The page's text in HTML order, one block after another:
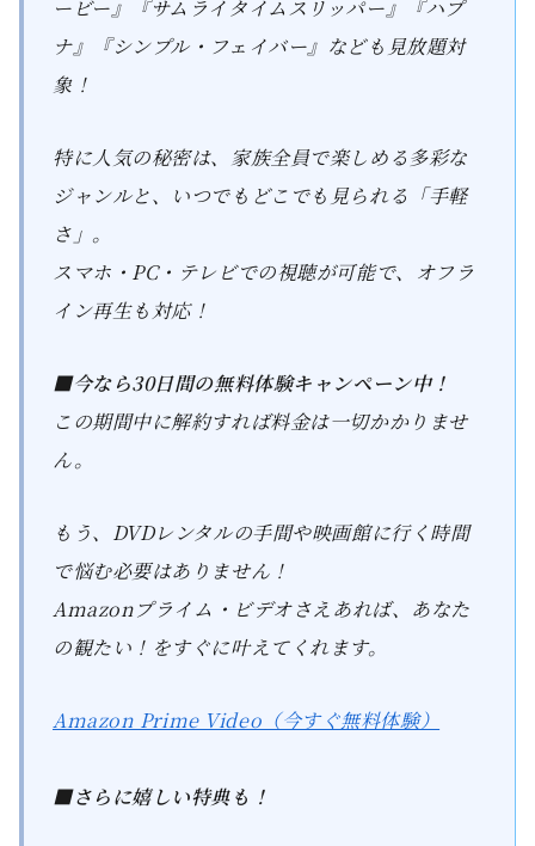
ービー』『サムライタイムスリッパー』『ハプ
ナ』『シンプル・フェイバー』なども見放題対
象！
特に人気の秘密は、家族全員で楽しめる多彩な
ジャンルと、いつでもどこでも見られる「手軽
さ」。
スマホ・PC・テレビでの視聴が可能で、オフラ
イン再生も対応！
■今なら30日間の無料体験キャンペーン中！
この期間中に解約すれば料金は一切かかりませ
ん。
もう、DVDレンタルの手間や映画館に行く時間
で悩む必要はありません！
Amazonプライム・ビデオさえあれば、あなた
の観たい！をすぐに叶えてくれます。
Amazon Prime Video（今すぐ無料体験）
■さらに嬉しい特典も！